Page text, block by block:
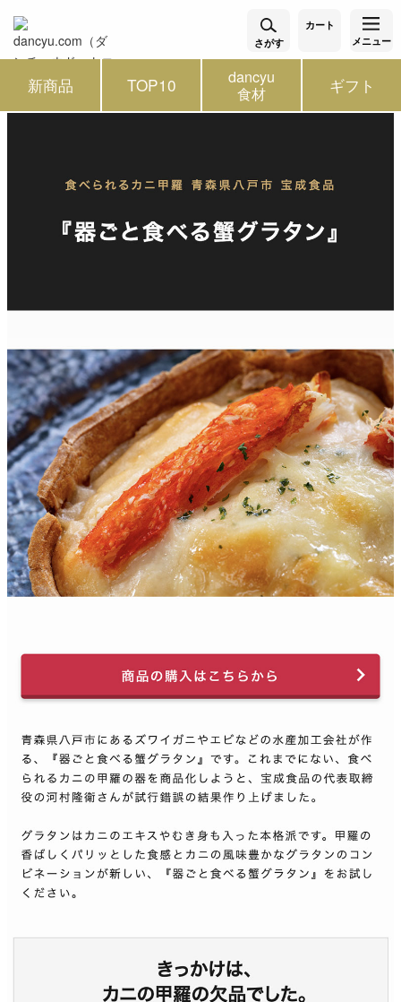
さがす
カート
メニュー
新商品 TOP10 dancyu
食材 ギフト